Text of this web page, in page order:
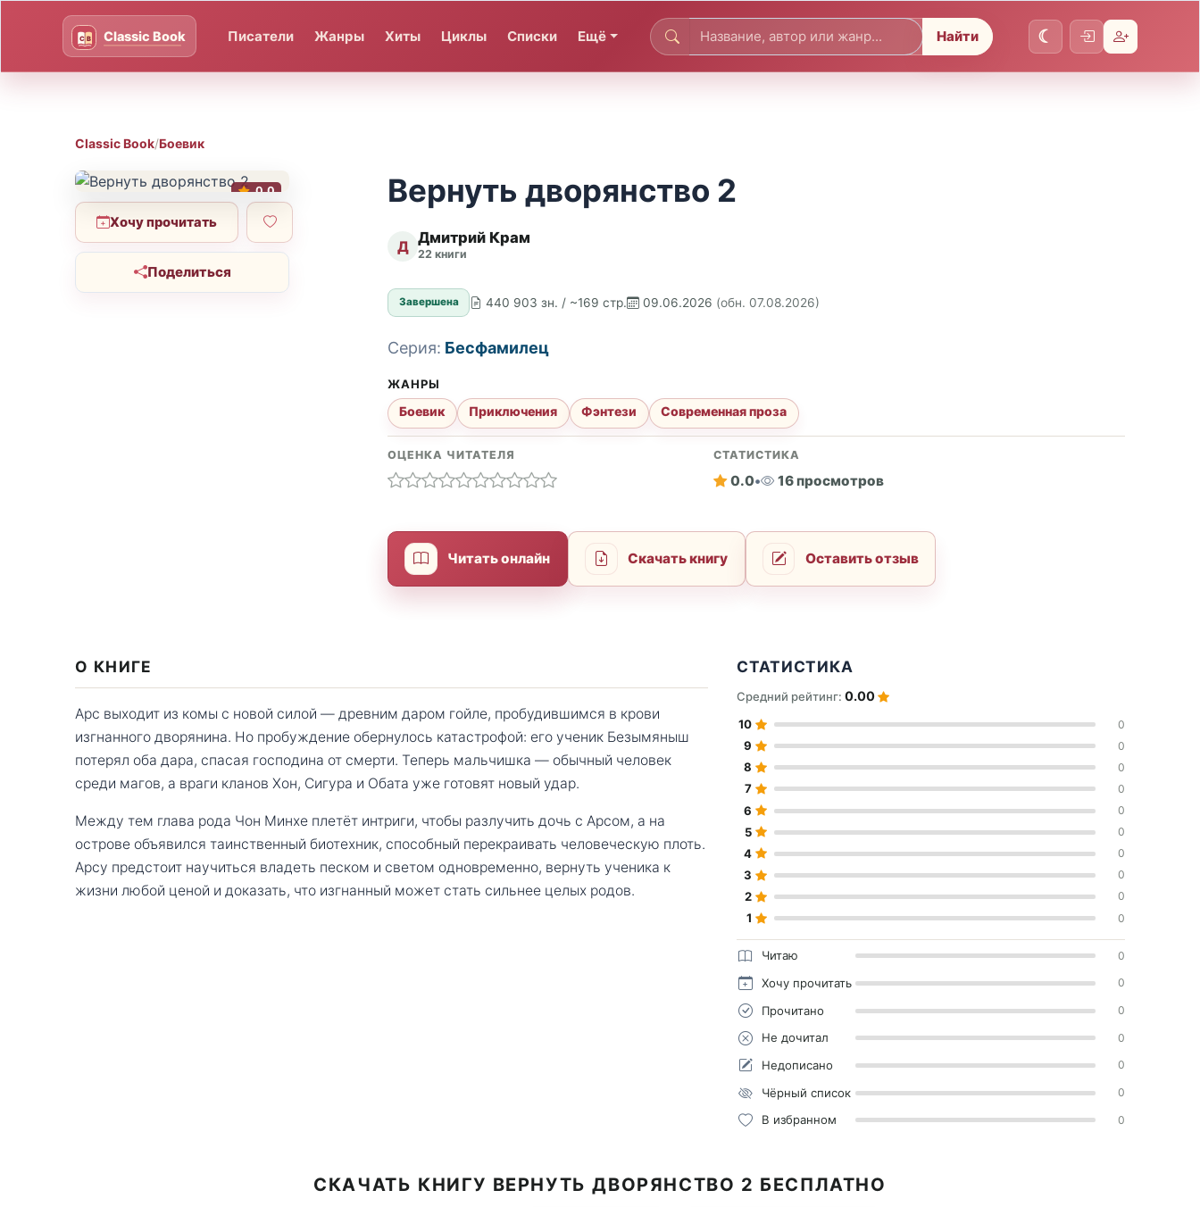
Писатели Жанры Хиты Циклы Списки Ещё Найти
Classic Book/Боевик
0.0
Хочу прочитать
Поделиться
Вернуть дворянство 2
Д Дмитрий Крам
22 книги
Завершена 440 903 зн. / ~169 стр. 09.06.2026 (обн. 07.08.2026)
Серия: Бесфамилец
ЖАНРЫ
Боевик Приключения Фэнтези Современная проза
ОЦЕНКА ЧИТАТЕЛЯ СТАТИСТИКА
0.0• 16 просмотров
Читать онлайн Скачать книгу Оставить отзыв
О КНИГЕ
Арс выходит из комы с новой силой — древним даром гойле, пробудившимся в крови
изгнанного дворянина. Но пробуждение обернулось катастрофой: его ученик Безымяныш
потерял оба дара, спасая господина от смерти. Теперь мальчишка — обычный человек
среди магов, а враги кланов Хон, Сигура и Обата уже готовят новый удар.
Между тем глава рода Чон Минхе плетёт интриги, чтобы разлучить дочь с Арсом, а на
острове объявился таинственный биотехник, способный перекраивать человеческую плоть.
Арсу предстоит научиться владеть песком и светом одновременно, вернуть ученика к
жизни любой ценой и доказать, что изгнанный может стать сильнее целых родов.
СТАТИСТИКА
Средний рейтинг:0.00
10 0
9 0
8 0
7 0
6 0
5 0
4 0
3 0
2 0
1 0
Читаю 0
Хочу прочитать 0
Прочитано 0
Не дочитал 0
Недописано 0
Чёрный список 0
В избранном 0
СКАЧАТЬ КНИГУ ВЕРНУТЬ ДВОРЯНСТВО 2 БЕСПЛАТНО